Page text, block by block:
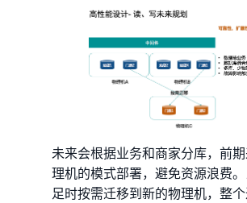
未来会根据业务和商家分库，前
理机的模式部署，避免资源浪费
足时按需迁移到新的物理机，整